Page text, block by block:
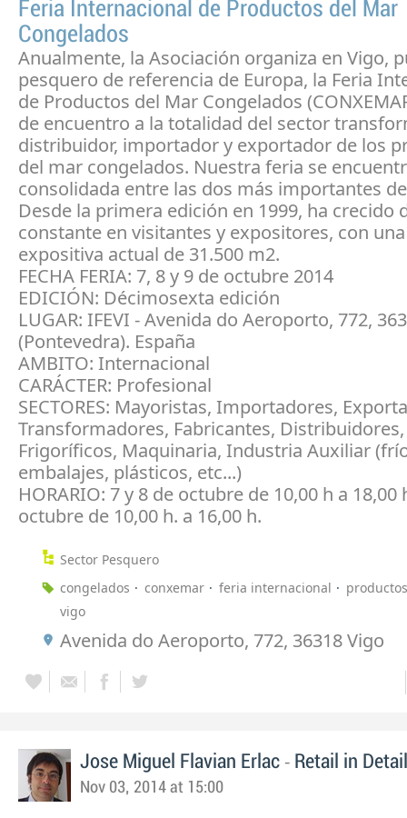
Feria Internacional de Productos del Mar
Congelados
Anualmente, la Asociación organiza en Vigo,
pesquero de referencia de Europa, la Feria
de Productos del Mar Congelados
de encuentro a la totalidad del sector
distribuidor, importador y exportador de los
del mar congelados. Nuestra feria se
consolidada entre las dos más importantes
Desde la primera edición en 1999, ha crecido
constante en visitantes y expositores, con
expositiva actual de 31.500 m2.
FECHA FERIA: 7, 8 y 9 de octubre 2014
EDICIÓN: Décimosexta edición
LUGAR: IFEVI - Avenida do Aeroporto, 772,
(Pontevedra). España
AMBITO: Internacional
CARÁCTER: Profesional
SECTORES: Mayoristas, Importadores,
Transformadores, Fabricantes, Distribuidores,
Frigoríficos, Maquinaria, Industria Auxiliar
embalajes, plásticos, etc...)
HORARIO: 7 y 8 de octubre de 10,00 h a 18,00
octubre de 10,00 h. a 16,00 h.
Sector Pesquero
congelados
conxemar feria internacional
vigo
Avenida do Aeroporto, 772, 36318 Vigo
Jose Miguel Flavian Erlac - Retail in Detail
Nov 03, 2014 at 15:00